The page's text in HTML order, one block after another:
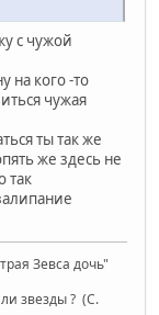
с чужой
на кого -то
чужая
ты так же
же здесь не
так
Зевса дочь"
звезды ? (C.